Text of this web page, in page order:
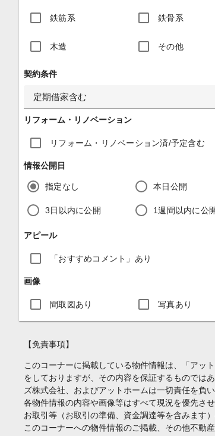
鉄筋系 鉄骨系
木造 その他
契約条件
定期借家含む
リフォーム・リノベーション
リフォーム・リノベーション済/予定含む
情報公開日
指定なし 本日公開
3日以内に公開 1週間以内に公
アピール
「おすすめコメント」あり
画像
間取図あり 写真あり
【免責事項】
このコーナーに掲載している物件情報は、「アッ
をしておりますが、その内容を保証するものでは
ズ株式会社、およびアットホームは一切責任を負い
各物件情報の内容や画像等はすべて現況を優先させ
お取引等（お取引の準備、資金調達等を含みます
このコーナーへの物件情報のご掲載、その他不動